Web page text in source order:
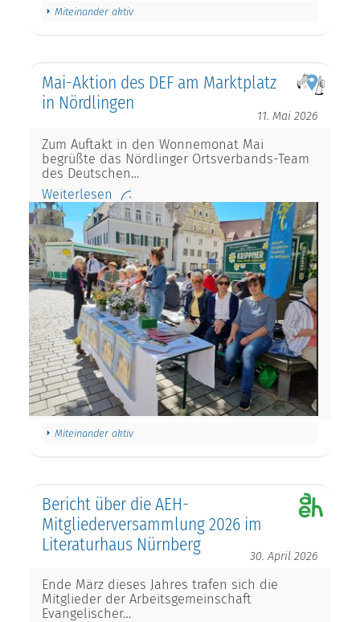
Miteinander aktiv
Mai-Aktion des DEF am Marktplatz
in Nördlingen
11. Mai 2026
Zum Auftakt in den Wonnemonat Mai
begrüßte das Nördlinger Ortsverbands-Team
des Deutschen…
Weiterlesen
Miteinander aktiv
Bericht über die AEH-
Mitgliederversammlung 2026 im
Literaturhaus Nürnberg
30. April 2026
Ende März dieses Jahres trafen sich die
Mitglieder der Arbeitsgemeinschaft
Evangelischer…